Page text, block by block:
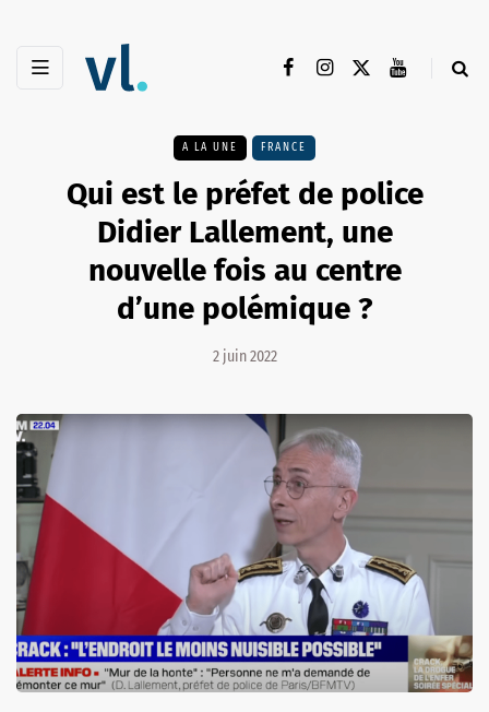
A LA UNE FRANCE
Qui est le préfet de police
Didier Lallement, une
nouvelle fois au centre
d’une polémique ?
2 juin 2022